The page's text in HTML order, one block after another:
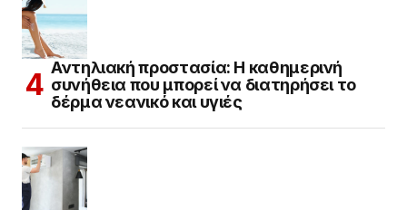
Αντηλιακή προστασία: Η καθημερινή
συνήθεια που μπορεί να διατηρήσει το
δέρμα νεανικό και υγιές